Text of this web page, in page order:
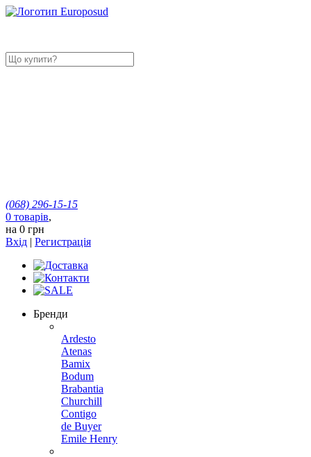
(068) 296-15-15
0 товарів,
на 0 грн
Вхід | Регистрація
Бренди
Ardesto
Atenas
Bamix
Bodum
Brabantia
Churchill
Contigo
de Buyer
Emile Henry